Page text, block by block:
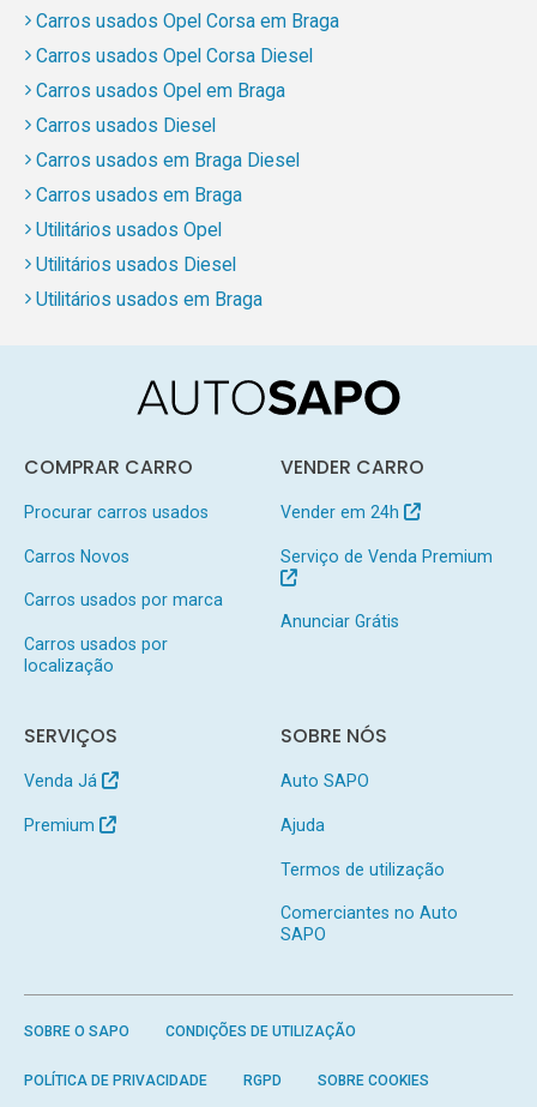
Carros usados Opel Corsa em Braga
Carros usados Opel Corsa Diesel
Carros usados Opel em Braga
Carros usados Diesel
Carros usados em Braga Diesel
Carros usados em Braga
Utilitários usados Opel
Utilitários usados Diesel
Utilitários usados em Braga
COMPRAR CARRO
Procurar carros usados
Carros Novos
Carros usados por marca
Carros usados por
localização
VENDER CARRO
Vender em 24h
Serviço de Venda Premium
Anunciar Grátis
SERVIÇOS
Venda Já
Premium
SOBRE NÓS
Auto SAPO
Ajuda
Termos de utilização
Comerciantes no Auto
SAPO
SOBRE O SAPO CONDIÇÕES DE UTILIZAÇÃO
POLÍTICA DE PRIVACIDADE RGPD SOBRE COOKIES